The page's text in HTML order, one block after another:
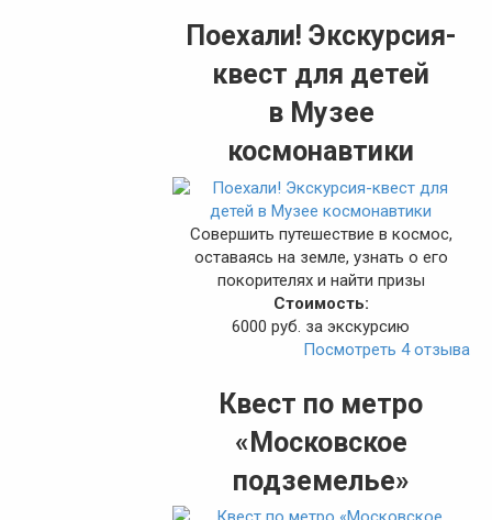
Поехали! Экскурсия-
квест для детей
в Музее
космонавтики
Совершить путешествие в космос,
оставаясь на земле, узнать о его
покорителях и найти призы
Стоимость:
6000 руб. за экскурсию
Посмотреть 4 отзыва
Квест по метро
«Московское
подземелье»